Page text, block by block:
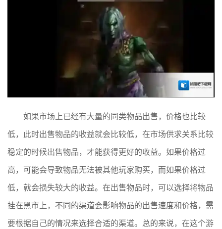
如果市场上已经有大量的同类物品出售，价格也比较
低，此时出售物品的收益就会比较低，在市场供求关系比较
稳定的时候出售物品，才能获得更好的收益。如果价格过
高，可能会导致物品无法被其他玩家购买，而如果价格过
低，就会损失较大的收益。在出售物品时，可以选择将物品
挂在黑市上，不同的渠道会影响物品的出售速度和价格，需
要根据自己的情况来选择合适的渠道。总的来说，在这个游